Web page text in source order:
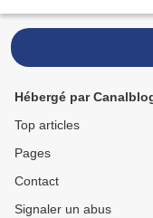
Hébergé par
Top articles
Pages
Contact
Signaler un abus